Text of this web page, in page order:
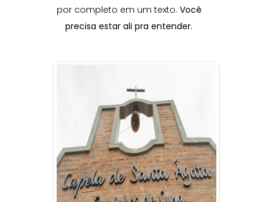
por completo em um texto. Você
precisa estar ali pra entender.